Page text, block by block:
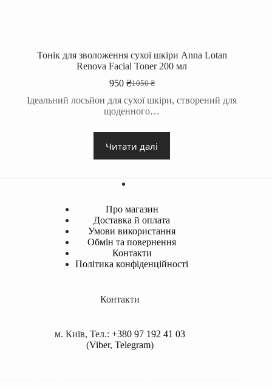
Тонік для зволоження сухої шкіри Anna Lotan
Renova Facial Toner 200 мл
1050₴
Оригінальна
ціна:
1050 ₴.
950 ₴Поточна
ціна:
950 ₴.
Ідеальний лосьйон для сухої шкіри, створений для
щоденного…
Читати далі
Про магазин
Доставка й оплата
Умови використання
Обмін та повернення
Контакти
Політика конфіденційності
Контакти
м. Київ, Тел.: +380 97 192 41 03
(Viber, Telegram)